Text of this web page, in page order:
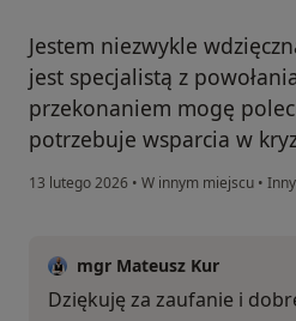
Jestem niezwykle
jest specjalistą z
przekonaniem mogę
potrzebuje wsparcia w
13 lutego 2026 • W innym miejscu • Inny
mgr Mateusz Kur
Dziękuję za zaufanie i